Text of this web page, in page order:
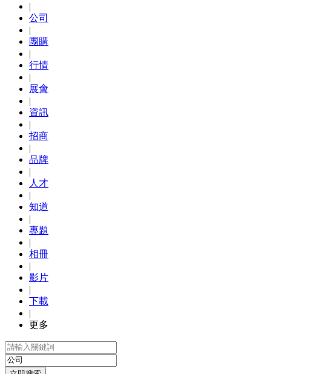
|
公司
|
團購
|
行情
|
展會
|
資訊
|
招商
|
品牌
|
人才
|
知道
|
專題
|
相冊
|
影片
|
下載
|
更多